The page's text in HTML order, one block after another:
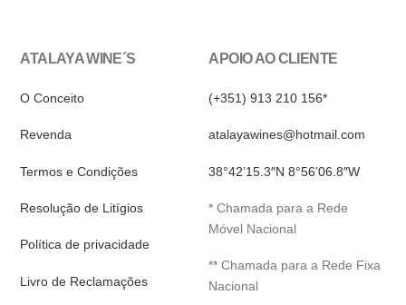
ATALAYA WINE´S
O Conceito
Revenda
Termos e Condições
Resolução de Litígios
Política de privacidade
Livro de Reclamações
APOIO AO CLIENTE
(+351) 913 210 156*
atalayawines@hotmail.com
38°42’15.3″N 8°56’06.8″W
* Chamada para a Rede
Móvel Nacional
** Chamada para a Rede Fixa
Nacional